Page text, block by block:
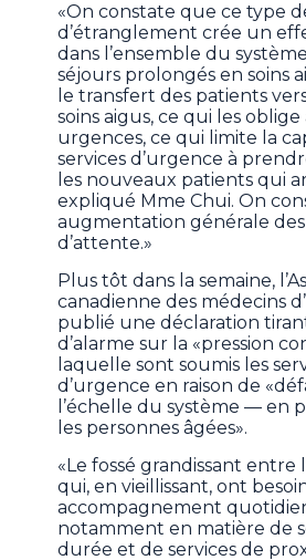
«On constate que ce type
d’étranglement crée un
dans l’ensemble du
séjours prolongés en soins
le transfert des patients
soins aigus, ce qui les
urgences, ce qui limite la
services d’urgence à
les nouveaux patients qui
expliqué Mme Chui. On
augmentation générale
d’attente.»
Plus tôt dans la semaine,
canadienne des médecins
publié une déclaration
d’alarme sur la «pression
laquelle sont soumis les
d’urgence en raison de
l’échelle du système — en
les personnes âgées».
«Le fossé grandissant entre
qui, en vieillissant, ont
accompagnement
notamment en matière de
durée et de services de